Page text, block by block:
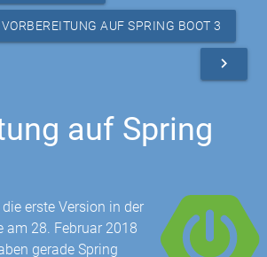
AUF SPRING BOOT 3
navigate_next
auf Spring
erste Version in der
am 28. Februar 2018
gerade Spring